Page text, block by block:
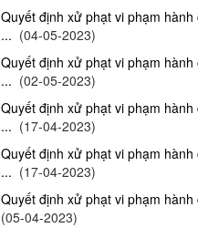
Quyết định xử phạt vi phạm
... (04-05-2023)
Quyết định xử phạt vi phạm
... (02-05-2023)
Quyết định xử phạt vi phạm
... (17-04-2023)
Quyết định xử phạt vi phạm
... (17-04-2023)
Quyết định xử phạt vi phạm
(05-04-2023)